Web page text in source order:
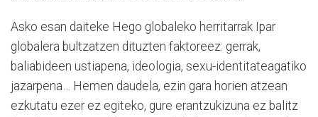
Asko esan daiteke Hego globaleko herritarrak Ipar
globalera bultzatzen dituzten faktoreez: gerrak,
baliabideen ustiapena, ideologia, sexu-identitateagatiko
jazarpena… Hemen daudela, ezin gara horien atzean
ezkutatu ezer ez egiteko, gure erantzukizuna ez balitz